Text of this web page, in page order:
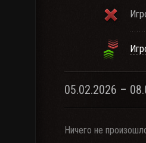
05.02.2026 –
Ничего не